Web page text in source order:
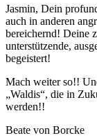
Jasmin, Dein
auch in anderen
bereichernd! Deine
unterstützende,
begeistert!
Mach weiter so!!
„Waldis“, die in
werden!!
Beate von Borcke